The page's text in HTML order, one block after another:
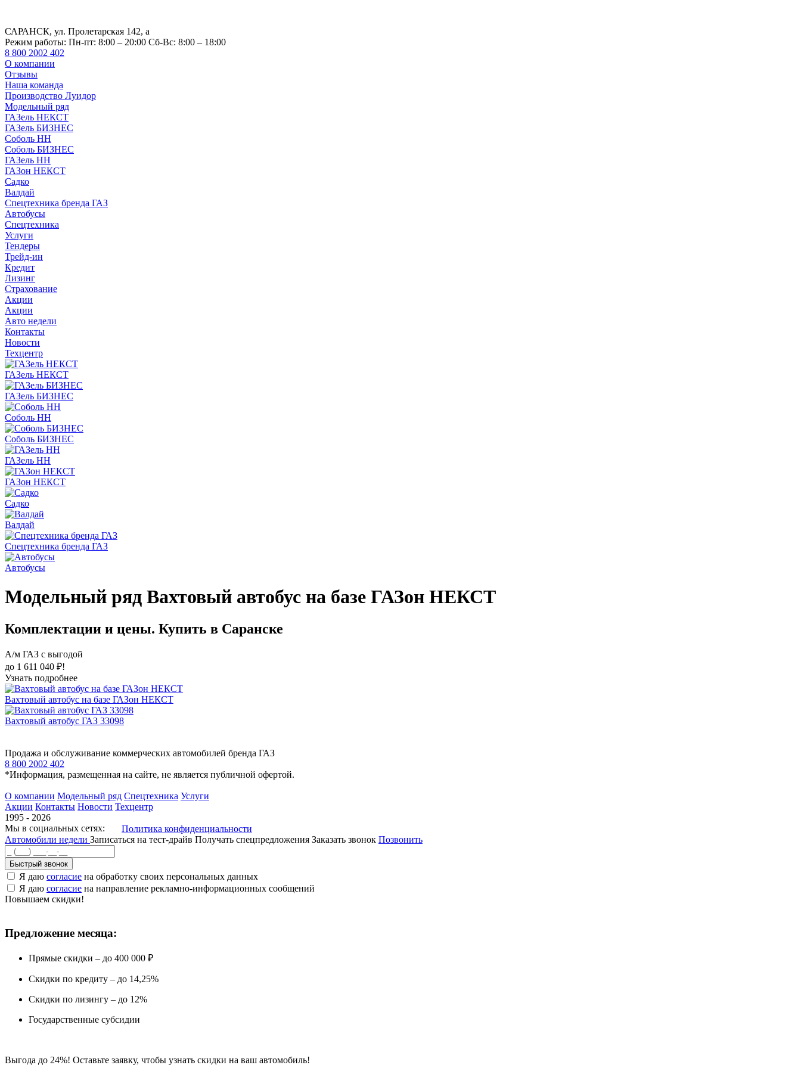
САРАНСК, ул. Пролетарская 142, а
Режим работы: Пн-пт: 8:00 – 20:00 Сб-Вс: 8:00 – 18:00
8 800 2002 402
О компании
Отзывы
Наша команда
Производство Луидор
Модельный ряд
ГАЗель НЕКСТ
ГАЗель БИЗНЕС
Соболь НН
Соболь БИЗНЕС
ГАЗель НН
ГАЗон НЕКСТ
Садко
Валдай
Спецтехника бренда ГАЗ
Автобусы
Спецтехника
Услуги
Тендеры
Трейд-ин
Кредит
Лизинг
Страхование
Акции
Акции
Авто недели
Контакты
Новости
Техцентр
ГАЗель НЕКСТ
ГАЗель БИЗНЕС
Соболь НН
Соболь БИЗНЕС
ГАЗель НН
ГАЗон НЕКСТ
Садко
Валдай
Спецтехника бренда ГАЗ
Автобусы
Модельный ряд Вахтовый автобус на базе ГАЗон НЕКСТ
Комплектации и цены. Купить в Саранске
А/м ГАЗ с выгодой
до 1 611 040 ₽!
Узнать подробнее
Вахтовый автобус на базе ГАЗон НЕКСТ
Вахтовый автобус ГАЗ 33098
Продажа и обслуживание коммерческих автомобилей бренда ГАЗ
8 800 2002 402
*Информация, размещенная на сайте, не является публичной офертой.
О компании Модельный ряд Спецтехника Услуги
Акции Контакты Новости Техцентр
1995 - 2026
Мы в социальных сетях:
Политика конфиденциальности
Автомобили недели Записаться на тест-драйв Получать спецпредложения Заказать звонок Позвонить
Быстрый звонок
Я даю согласие на обработку своих персональных данных
Я даю согласие на направление рекламно-информационных сообщений
Повышаем скидки!
Предложение месяца:
Прямые скидки – до 400 000 ₽
Скидки по кредиту – до 14,25%
Скидки по лизингу – до 12%
Государственные субсидии
Выгода до 24%! Оставьте заявку, чтобы узнать скидки на ваш автомобиль!